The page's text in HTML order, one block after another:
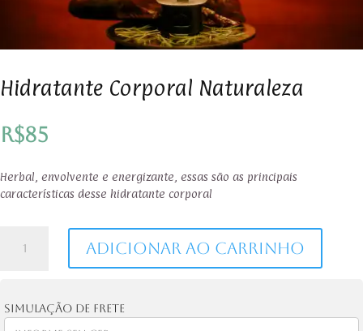
Hidratante Corporal Naturaleza
R$85
Herbal, envolvente e energizante, essas são as principais
características desse hidratante corporal
Hidratante
Corporal
Naturaleza
Adicionar ao carrinho
Simulação de frete